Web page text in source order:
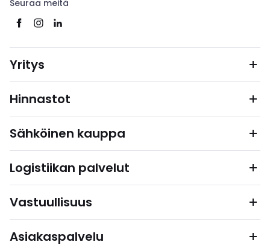
Seuraa meitä
Yritys
Hinnastot
Sähköinen kauppa
Logistiikan palvelut
Vastuullisuus
Asiakaspalvelu